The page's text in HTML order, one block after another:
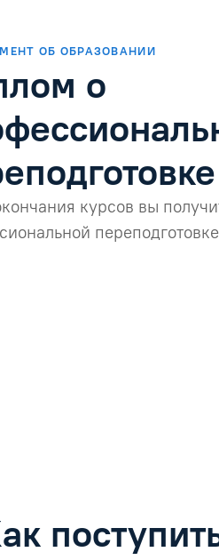
ОБ ОБРАЗОВАНИИ
о
курсов вы